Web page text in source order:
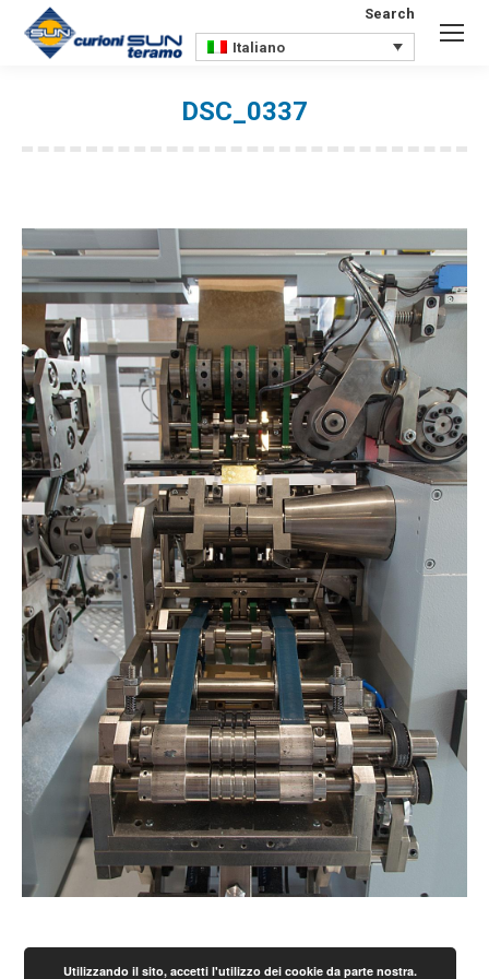
Search:
Search
Italiano
DSC_0337
Utilizzando il sito, accetti l'utilizzo dei cookie da parte nostra.